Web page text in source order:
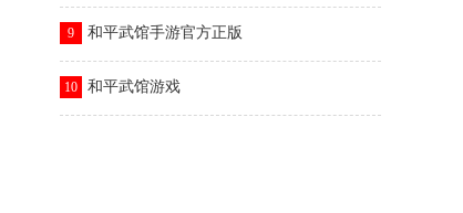
9 和平武馆手游官方正版
10 和平武馆游戏